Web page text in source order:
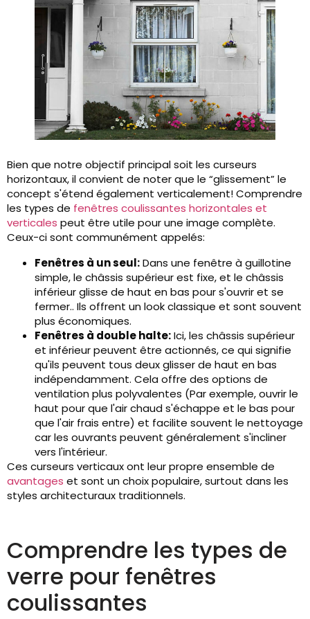
Bien que notre objectif principal soit les curseurs
horizontaux, il convient de noter que le “glissement” le
concept s'étend également verticalement! Comprendre
les types de fenêtres coulissantes horizontales et
verticales peut être utile pour une image complète.
Ceux-ci sont communément appelés:
Fenêtres à un seul:Dans une fenêtre à guillotine
simple, le châssis supérieur est fixe, et le châssis
inférieur glisse de haut en bas pour s'ouvrir et se
fermer.. Ils offrent un look classique et sont souvent
plus économiques.
Fenêtres à double halte:Ici, les châssis supérieur
et inférieur peuvent être actionnés, ce qui signifie
qu'ils peuvent tous deux glisser de haut en bas
indépendamment. Cela offre des options de
ventilation plus polyvalentes (Par exemple, ouvrir le
haut pour que l'air chaud s'échappe et le bas pour
que l'air frais entre) et facilite souvent le nettoyage
car les ouvrants peuvent généralement s'incliner
vers l'intérieur.
Ces curseurs verticaux ont leur propre ensemble de
avantages et sont un choix populaire, surtout dans les
styles architecturaux traditionnels.
Comprendre les types de
verre pour fenêtres
coulissantes